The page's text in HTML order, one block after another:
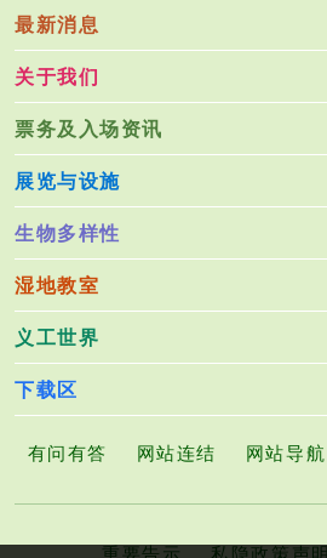
最新消息
关于我们
票务及入场资讯
展览与设施
生物多样性
湿地教室
义工世界
下载区
有问有答 网站连结 网站导航
重要告示 私隐政策声明